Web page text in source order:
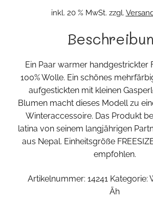
inkl. 20 % MwSt. zzgl.
Ein Paar warmer handgestrickter
100% Wolle. Ein schönes
aufgestickten mit kleinen
Blumen macht dieses Modell zu
Winteraccessoire. Das Produkt
latina von seinem langjährigen
aus Nepal. Einheitsgröße
empfohlen.
Artikelnummer: 14241
Äh